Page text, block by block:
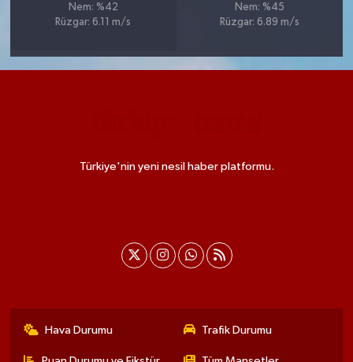
Nem: %42
Rüzgar: 6.11 m/s
Nem: %45
Rüzgar: 6.89 m/s
Türkiye'nin yeni nesil haber platformu.
Hava Durumu Trafik Durumu